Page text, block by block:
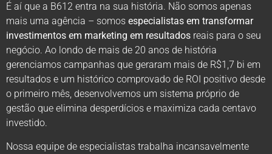
É aí que a B612 entra na sua história. Não somos apenas
mais uma agência – somos especialistas em transformar
investimentos em marketing em resultados reais para o seu
negócio. Ao londo de mais de 20 anos de história
gerenciamos campanhas que geraram mais de R$1,7 bi em
resultados e um histórico comprovado de ROI positivo desde
o primeiro mês, desenvolvemos um sistema próprio de
gestão que elimina desperdícios e maximiza cada centavo
investido.
Nossa equipe de especialistas trabalha incansavelmente